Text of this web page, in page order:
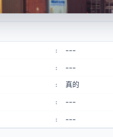
: ---
: ---
: 真的
: ---
: ---